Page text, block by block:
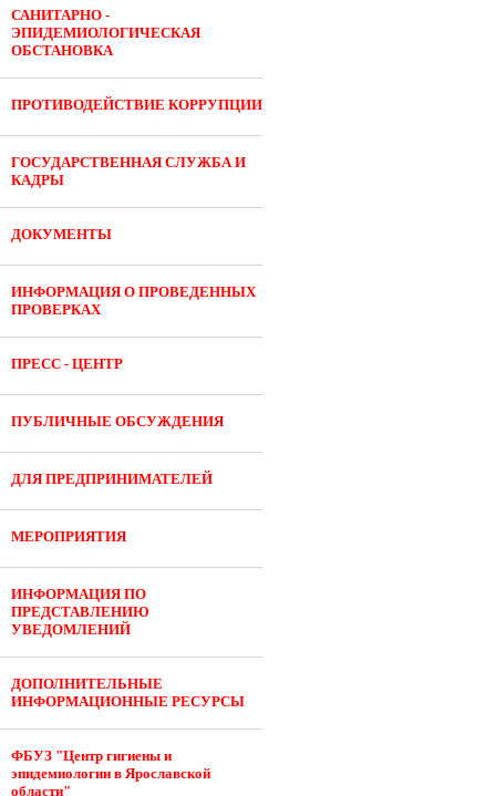
САНИТАРНО -
ЭПИДЕМИОЛОГИЧЕСКАЯ
ОБСТАНОВКА
ПРОТИВОДЕЙСТВИЕ КОРРУПЦИИ
ГОСУДАРСТВЕННАЯ СЛУЖБА И
КАДРЫ
ДОКУМЕНТЫ
ИНФОРМАЦИЯ О ПРОВЕДЕННЫХ
ПРОВЕРКАХ
ПРЕСС - ЦЕНТР
ПУБЛИЧНЫЕ ОБСУЖДЕНИЯ
ДЛЯ ПРЕДПРИНИМАТЕЛЕЙ
МЕРОПРИЯТИЯ
ИНФОРМАЦИЯ ПО
ПРЕДСТАВЛЕНИЮ
УВЕДОМЛЕНИЙ
ДОПОЛНИТЕЛЬНЫЕ
ИНФОРМАЦИОННЫЕ РЕСУРСЫ
ФБУЗ "Центр гигиены и
эпидемиологии в Ярославской
области"